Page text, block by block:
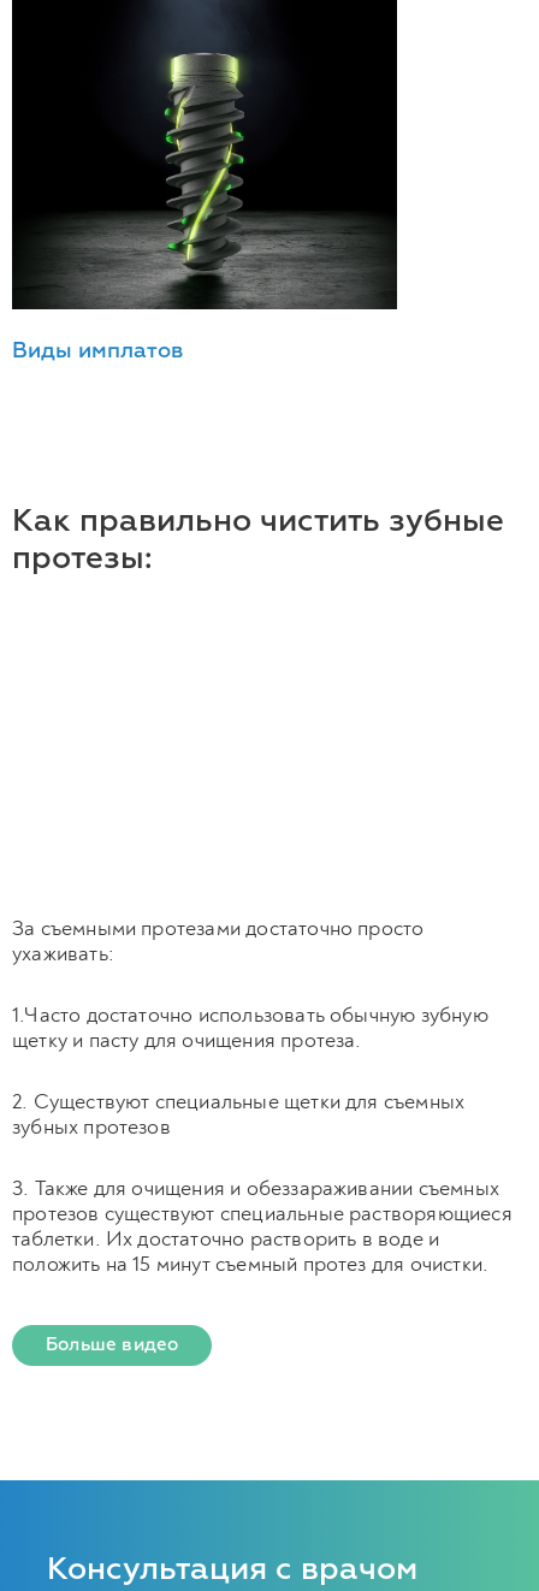
Виды имплатов
Как правильно чистить зубные
протезы:
За съемными протезами достаточно просто
ухаживать:
1.Часто достаточно использовать обычную зубную
щетку и пасту для очищения протеза.
2. Существуют специальные щетки для съемных
зубных протезов
3. Также для очищения и обеззараживании съемных
протезов существуют специальные растворяющиеся
таблетки. Их достаточно растворить в воде и
положить на 15 минут съемный протез для очистки.
Больше видео
Консультация с врачом